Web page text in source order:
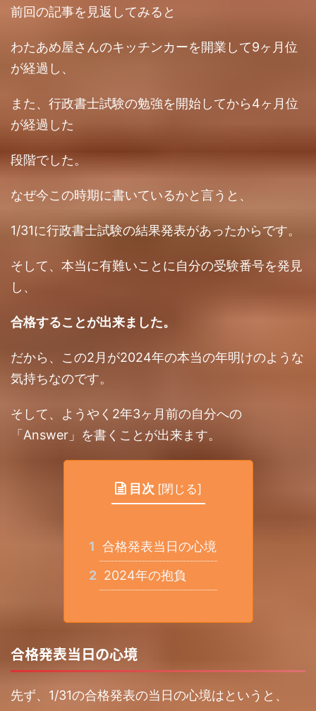
前回の記事を見返してみると
わたあめ屋さんのキッチンカーを開業して9ヶ月位
が経過し、
また、行政書士試験の勉強を開始してから4ヶ月位
が経過した
段階でした。
なぜ今この時期に書いているかと言うと、
1/31に行政書士試験の結果発表があったからです。
そして、本当に有難いことに自分の受験番号を発見
し、
合格することが出来ました。
だから、この2月が2024年の本当の年明けのような
気持ちなのです。
そして、ようやく2年3ヶ月前の自分への
「Answer」を書くことが出来ます。
目次 [閉じる]
1 合格発表当日の心境
2 2024年の抱負
合格発表当日の心境
先ず、1/31の合格発表の当日の心境はというと、